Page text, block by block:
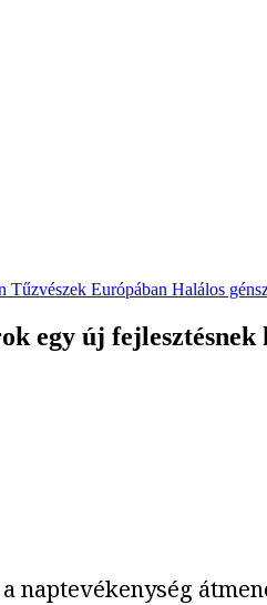
Tűzvészek Európában Halálos
egy új fejlesztésnek
naptevékenység